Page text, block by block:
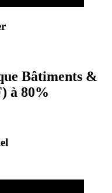
Bâtiments &
à 80%